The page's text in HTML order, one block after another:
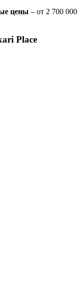
цены – от 2 700 000
Place